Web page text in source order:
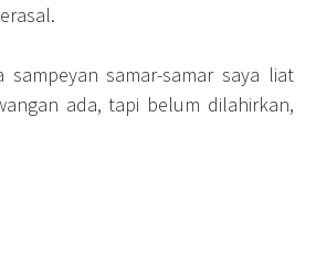
sampeyan samar-samar saya liat
ada, tapi belum dilahirkan,